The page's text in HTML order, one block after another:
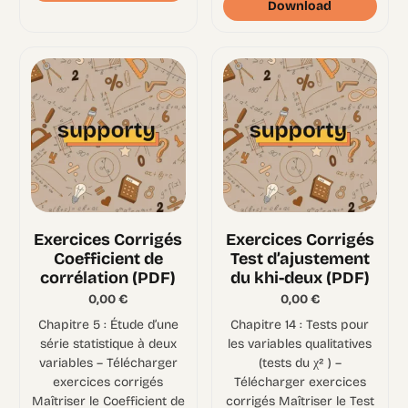
Download
Exercices Corrigés
Coefficient de
corrélation (PDF)
0,00€
Chapitre 5 : Étude d’une
série statistique à deux
variables – Télécharger
exercices corrigés
Maîtriser le Coefficient de
Exercices Corrigés
Test d’ajustement
du khi-deux (PDF)
0,00€
Chapitre 14 : Tests pour
les variables qualitatives
(tests du χ² ) –
Télécharger exercices
corrigés Maîtriser le Test